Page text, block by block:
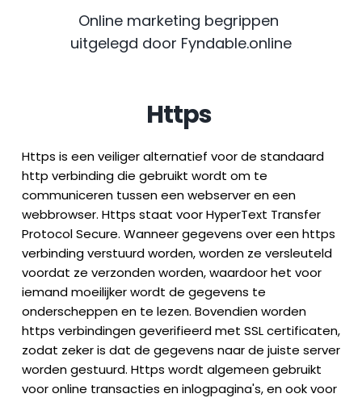
Online marketing begrippen
uitgelegd door Fyndable.online
Https
Https is een veiliger alternatief voor de standaard
http verbinding die gebruikt wordt om te
communiceren tussen een webserver en een
webbrowser. Https staat voor HyperText Transfer
Protocol Secure. Wanneer gegevens over een https
verbinding verstuurd worden, worden ze versleuteld
voordat ze verzonden worden, waardoor het voor
iemand moeilijker wordt de gegevens te
onderscheppen en te lezen. Bovendien worden
https verbindingen geverifieerd met SSL certificaten,
zodat zeker is dat de gegevens naar de juiste server
worden gestuurd. Https wordt algemeen gebruikt
voor online transacties en inlogpagina's, en ook voor